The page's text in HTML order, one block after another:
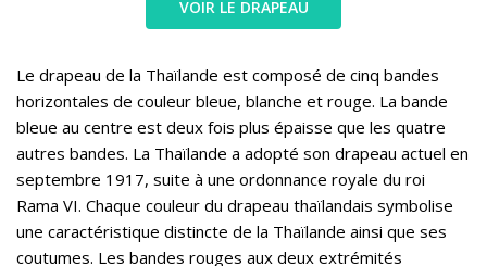
VOIR LE DRAPEAU
Le drapeau de la Thaïlande est composé de cinq bandes
horizontales de couleur bleue, blanche et rouge. La bande
bleue au centre est deux fois plus épaisse que les quatre
autres bandes. La Thaïlande a adopté son drapeau actuel en
septembre 1917, suite à une ordonnance royale du roi
Rama VI. Chaque couleur du drapeau thaïlandais symbolise
une caractéristique distincte de la Thaïlande ainsi que ses
coutumes. Les bandes rouges aux deux extrémités